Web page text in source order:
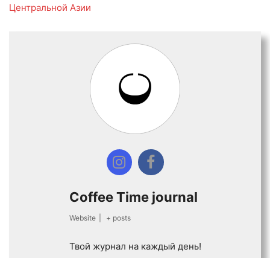
Центральной Азии
Coffee Time journal
Website + posts
Твой журнал на каждый день!